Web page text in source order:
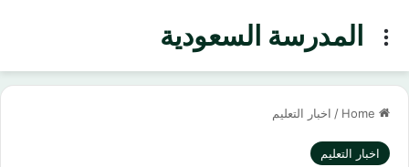
المدرسة السعوديةMenu
/ اخبار التعليم
اخبار التعليم